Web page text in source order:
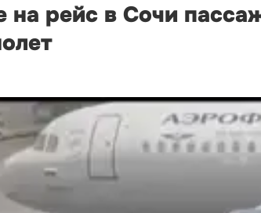
на рейс в Сочи